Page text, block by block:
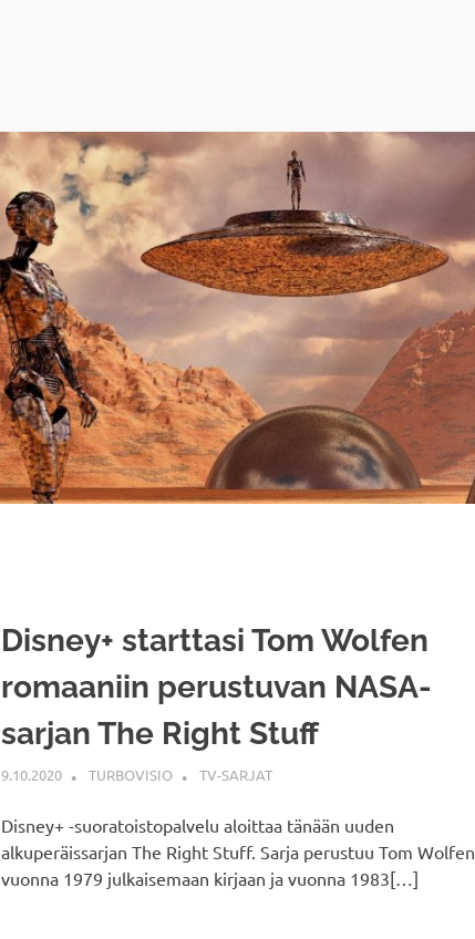
Disney+ starttasi Tom Wolfen
romaaniin perustuvan NASA-
sarjan The Right Stuff
9.10.2020 TURBOVISIO TV-SARJAT
Disney+ -suoratoistopalvelu aloittaa tänään uuden
alkuperäissarjan The Right Stuff. Sarja perustuu Tom Wolfen
vuonna 1979 julkaisemaan kirjaan ja vuonna 1983[…]